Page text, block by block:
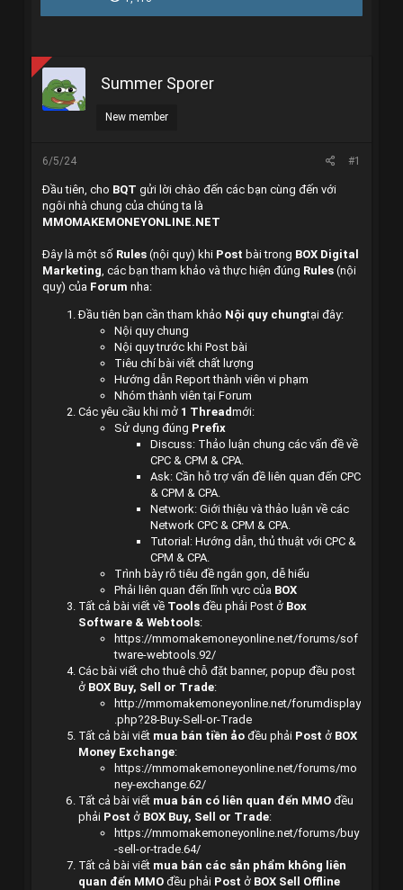
t
t
Summer Sporer
New member
6/5/24 #1
Đầu tiên, cho BQT gửi lời chào đến các bạn cùng đến với
ngôi nhà chung của chúng ta là
MMOMAKEMONEYONLINE.NET
Đây là một số Rules(nội quy) khi Post bài trong BOX Digital
Marketing, các bạn tham khảo và thực hiện đúng Rules(nội
quy) của Forum nha:
Đầu tiên bạn cần tham khảo Nội quy chungtại đây:
Nội quy chung
Nội quy trước khi Post bài
Tiêu chí bài viết chất lượng
Hướng dẫn Report thành viên vi phạm
Nhóm thành viên tại Forum
Các yêu cầu khi mở 1 Threadmới:
Sử dụng đúng Prefix
Discuss: Thảo luận chung các vấn đề về
CPC & CPM & CPA.
Ask: Cần hỗ trợ vấn đề liên quan đến CPC
& CPM & CPA.
Network: Giới thiệu và thảo luận về các
Network CPC & CPM & CPA.
Tutorial: Hướng dẫn, thủ thuật với CPC &
CPM & CPA.
Trình bày rõ tiêu đề ngắn gọn, dễ hiểu
Phải liên quan đến lĩnh vực của BOX
Tất cả bài viết về Tools đều phải Post ở Box
Software & Webtools:
https://mmomakemoneyonline.net/forums/sof
tware-webtools.92/
Các bài viết cho thuê chỗ đặt banner, popup đều post
ở BOX Buy, Sell or Trade:
http://mmomakemoneyonline.net/forumdisplay
.php?28-Buy-Sell-or-Trade
Tất cả bài viết mua bán tiền ảođều phải Post ở BOX
Money Exchange:
https://mmomakemoneyonline.net/forums/mo
ney-exchange.62/
Tất cả bài viết mua bán có liên quan đến MMOđều
phải Post ở BOX Buy, Sell or Trade:
https://mmomakemoneyonline.net/forums/buy
-sell-or-trade.64/
Tất cả bài viết mua bán các sản phẩm không liên
quan đến MMOđều phải Post ở BOX Sell Offline